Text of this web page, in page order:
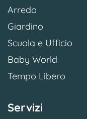
Arredo
Giardino
Scuola e Ufficio
Baby World
Tempo Libero
Servizi